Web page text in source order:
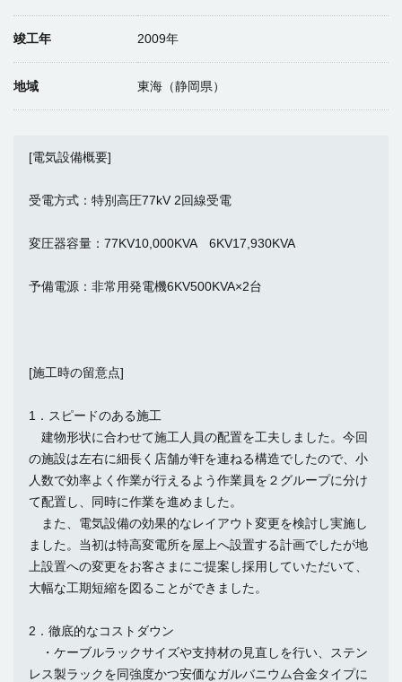
竣工年 2009年
地域 東海（静岡県）
[電気設備概要]
受電方式：特別高圧77kV 2回線受電
変圧器容量：77KV10,000KVA 6KV17,930KVA
予備電源：非常用発電機6KV500KVA×2台
[施工時の留意点]
1．スピードのある施工
建物形状に合わせて施工人員の配置を工夫しました。今回
の施設は左右に細長く店舗が軒を連ねる構造でしたので、小
人数で効率よく作業が行えるよう作業員を２グループに分け
て配置し、同時に作業を進めました。
また、電気設備の効果的なレイアウト変更を検討し実施し
ました。当初は特高変電所を屋上へ設置する計画でしたが地
上設置への変更をお客さまにご提案し採用していただいて、
大幅な工期短縮を図ることができました。
2．徹底的なコストダウン
・ケーブルラックサイズや支持材の見直しを行い、ステン
レス製ラックを同強度かつ安価なガルバニウム合金タイプに